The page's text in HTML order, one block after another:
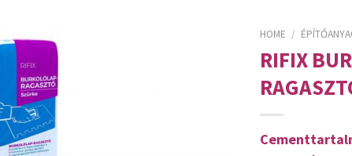
HOME /
RIFIX